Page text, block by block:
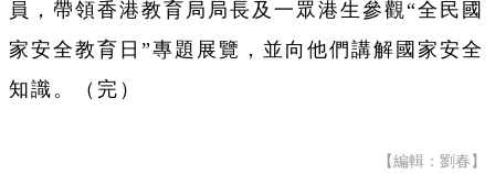
員，帶領香港教育局局長及一眾港生參觀“全民國
家安全教育日”專題展覽，並向他們講解國家安全
知識。（完）
【編輯：劉春】